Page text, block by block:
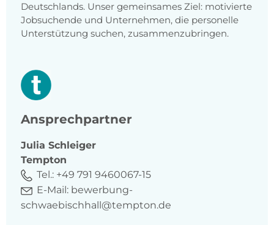
Deutschlands. Unser gemeinsames Ziel: motivierte
Jobsuchende und Unternehmen, die personelle
Unterstützung suchen, zusammenzubringen.
Ansprechpartner
Julia Schleiger
Tempton
Tel.: +49 791 9460067-15
E-Mail: bewerbung-
schwaebischhall@tempton.de